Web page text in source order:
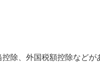
除、外国税額控除など